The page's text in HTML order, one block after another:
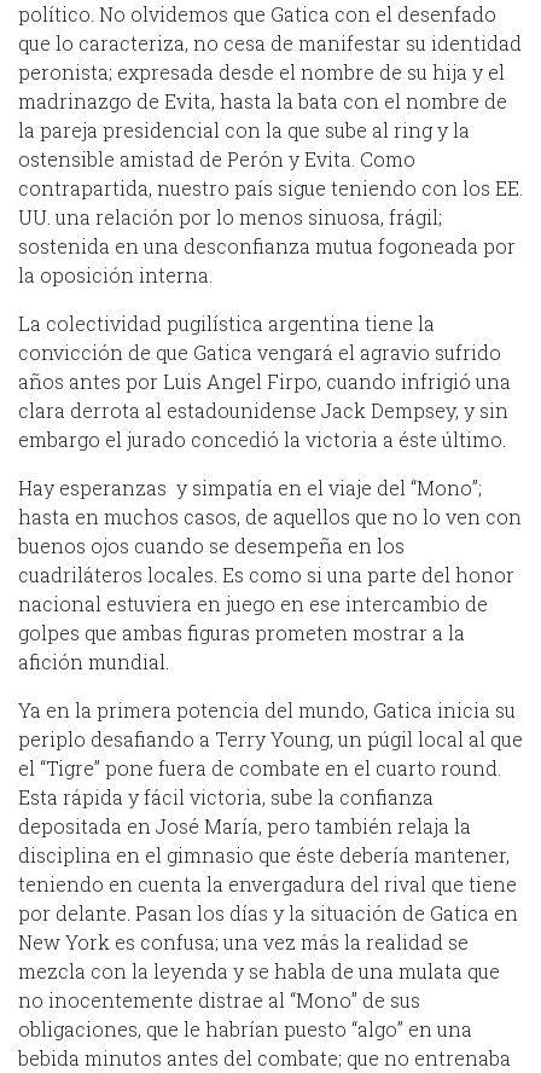
político. No olvidemos que Gatica con el desenfado
que lo caracteriza, no cesa de manifestar su identidad
peronista; expresada desde el nombre de su hija y el
madrinazgo de Evita, hasta la bata con el nombre de
la pareja presidencial con la que sube al ring y la
ostensible amistad de Perón y Evita. Como
contrapartida, nuestro país sigue teniendo con los EE.
UU. una relación por lo menos sinuosa, frágil;
sostenida en una desconfianza mutua fogoneada por
la oposición interna.
La colectividad pugilística argentina tiene la
convicción de que Gatica vengará el agravio sufrido
años antes por Luis Angel Firpo, cuando infrigió una
clara derrota al estadounidense Jack Dempsey, y sin
embargo el jurado concedió la victoria a éste último.
Hay esperanzas y simpatía en el viaje del “Mono”;
hasta en muchos casos, de aquellos que no lo ven con
buenos ojos cuando se desempeña en los
cuadriláteros locales. Es como si una parte del honor
nacional estuviera en juego en ese intercambio de
golpes que ambas figuras prometen mostrar a la
afición mundial.
Ya en la primera potencia del mundo, Gatica inicia su
periplo desafiando a Terry Young, un púgil local al que
el “Tigre” pone fuera de combate en el cuarto round.
Esta rápida y fácil victoria, sube la confianza
depositada en José María, pero también relaja la
disciplina en el gimnasio que éste debería mantener,
teniendo en cuenta la envergadura del rival que tiene
por delante. Pasan los días y la situación de Gatica en
New York es confusa; una vez más la realidad se
mezcla con la leyenda y se habla de una mulata que
no inocentemente distrae al “Mono” de sus
obligaciones, que le habrían puesto “algo” en una
bebida minutos antes del combate; que no entrenaba